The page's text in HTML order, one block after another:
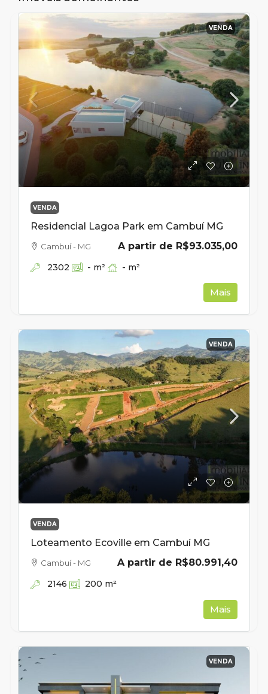
VENDA
VENDA
Residencial Lagoa Park em Cambuí MG
A partir de R$93.035,00
Cambuí - MG
2302 - m² - m²
Mais
VENDA
VENDA
Loteamento Ecoville em Cambuí MG
A partir de R$80.991,40
Cambuí - MG
2146 200 m²
Mais
VENDA